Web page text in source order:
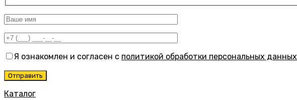
Я ознакомлен и согласен с политикой обработки персональных данных
Каталог